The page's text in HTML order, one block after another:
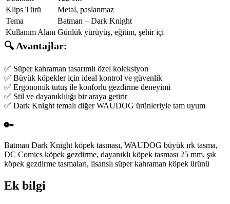
Klips Türü
Metal, paslanmaz
Tema
Batman – Dark Knight
Kullanım Alanı Günlük yürüyüş, eğitim, şehir içi
🔍 Avantajlar:
✅ Süper kahraman tasarımlı özel koleksiyon
✅ Büyük köpekler için ideal kontrol ve güvenlik
✅ Ergonomik tutuş ile konforlu gezdirme deneyimi
✅ Stil ve dayanıklılığı bir araya getirir
✅ Dark Knight temalı diğer WAUDOG ürünleriyle tam uyum
🔑
Batman Dark Knight köpek tasması, WAUDOG büyük ırk tasma,
DC Comics köpek gezdirme, dayanıklı köpek tasması 25 mm, şık
köpek gezdirme tasmaları, lisanslı süper kahraman köpek ürünü
Ek bilgi